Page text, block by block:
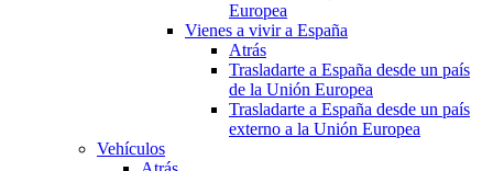
Europea
Vienes a vivir a España
Atrás
Trasladarte a España desde un país
de la Unión Europea
Trasladarte a España desde un país
externo a la Unión Europea
Vehículos